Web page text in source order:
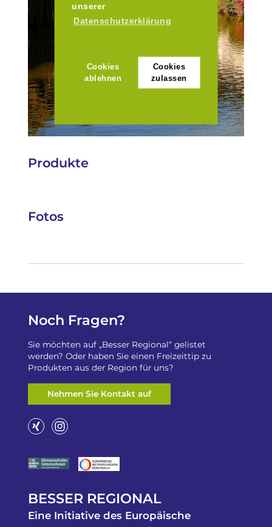
unserer
Datenschutzerklärung
Cookies
ablehnen
Cookies
zulassen
Produkte
Fotos
BESSER REGIONAL
Eine Initiative des Europäische
Noch Fragen?
Sie möchten auf „Besser Regional“ gelistet
werden? Oder haben Sie einen Freizeittip zu
Produkten aus der Region für uns?
Nehmen Sie Kontakt auf